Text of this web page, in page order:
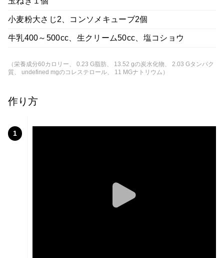
小麦粉大さじ2、コンソメキューブ2個
牛乳400～500cc、生クリーム50cc、塩コショウ
（栄養成分60カロリー、 0.23 G脂肪、 13.52 gの炭水化物、 2.03 Gタンパク
質、 undefined mgのコレステロール、 11 MGナトリウム）
作り方
1